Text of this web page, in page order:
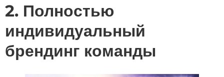
2. Полностью
индивидуальный
брендинг команды